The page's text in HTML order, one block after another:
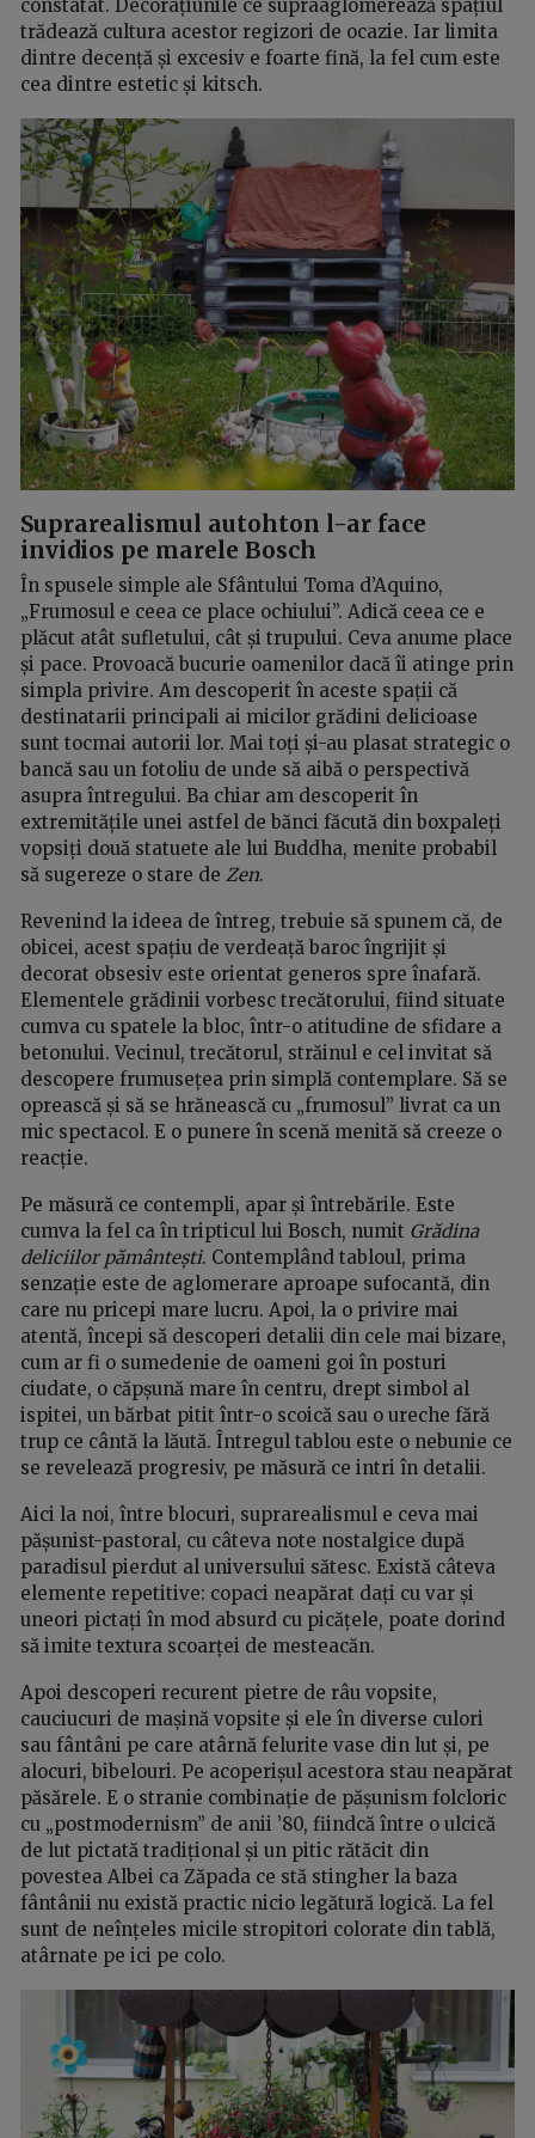
constatat. Decorațiunile ce supraaglomerează spațiul
trădează cultura acestor regizori de ocazie. Iar limita
dintre decență și excesiv e foarte fină, la fel cum este
cea dintre estetic și kitsch.
Suprarealismul autohton l-ar face
invidios pe marele Bosch
În spusele simple ale Sfântului Toma d’Aquino,
„Frumosul e ceea ce place ochiului”. Adică ceea ce e
plăcut atât sufletului, cât și trupului. Ceva anume place
și pace. Provoacă bucurie oamenilor dacă îi atinge prin
simpla privire. Am descoperit în aceste spații că
destinatarii principali ai micilor grădini delicioase
sunt tocmai autorii lor. Mai toți și-au plasat strategic o
bancă sau un fotoliu de unde să aibă o perspectivă
asupra întregului. Ba chiar am descoperit în
extremitățile unei astfel de bănci făcută din boxpaleți
vopsiți două statuete ale lui Buddha, menite probabil
să sugereze o stare de Zen.
Revenind la ideea de întreg, trebuie să spunem că, de
obicei, acest spațiu de verdeață baroc îngrijit și
decorat obsesiv este orientat generos spre înafară.
Elementele grădinii vorbesc trecătorului, fiind situate
cumva cu spatele la bloc, într-o atitudine de sfidare a
betonului. Vecinul, trecătorul, străinul e cel invitat să
descopere frumusețea prin simplă contemplare. Să se
oprească și să se hrănească cu „frumosul” livrat ca un
mic spectacol. E o punere în scenă menită să creeze o
reacție.
Pe măsură ce contempli, apar și întrebările. Este
cumva la fel ca în tripticul lui Bosch, numit Grădina
deliciilor pământești. Contemplând tabloul, prima
senzație este de aglomerare aproape sufocantă, din
care nu pricepi mare lucru. Apoi, la o privire mai
atentă, începi să descoperi detalii din cele mai bizare,
cum ar fi o sumedenie de oameni goi în posturi
ciudate, o căpșună mare în centru, drept simbol al
ispitei, un bărbat pitit într-o scoică sau o ureche fără
trup ce cântă la lăută. Întregul tablou este o nebunie ce
se revelează progresiv, pe măsură ce intri în detalii.
Aici la noi, între blocuri, suprarealismul e ceva mai
pășunist-pastoral, cu câteva note nostalgice după
paradisul pierdut al universului sătesc. Există câteva
elemente repetitive: copaci neapărat dați cu var și
uneori pictați în mod absurd cu picățele, poate dorind
să imite textura scoarței de mesteacăn.
Apoi descoperi recurent pietre de râu vopsite,
cauciucuri de mașină vopsite și ele în diverse culori
sau fântâni pe care atârnă felurite vase din lut și, pe
alocuri, bibelouri. Pe acoperișul acestora stau neapărat
păsărele. E o stranie combinație de pășunism folcloric
cu „postmodernism” de anii ’80, fiindcă între o ulcică
de lut pictată tradițional și un pitic rătăcit din
povestea Albei ca Zăpada ce stă stingher la baza
fântânii nu există practic nicio legătură logică. La fel
sunt de neînțeles micile stropitori colorate din tablă,
atârnate pe ici pe colo.